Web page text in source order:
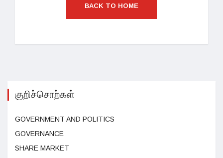
BACK TO HOME
குறிச்சொற்கள்
GOVERNMENT AND POLITICS
GOVERNANCE
SHARE MARKET